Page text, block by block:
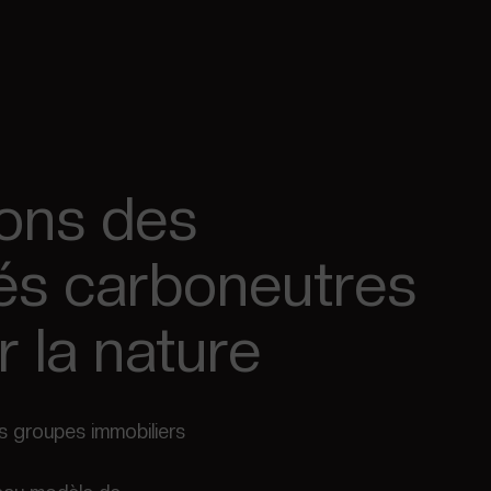
des
carboneutres
la nature
groupes immobiliers